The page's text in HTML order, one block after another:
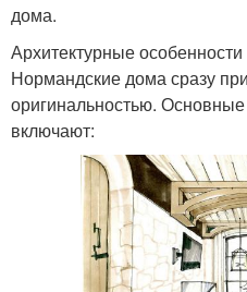
дома.
Архитектурные
Нормандские дома сразу
оригинальностью.
включают: